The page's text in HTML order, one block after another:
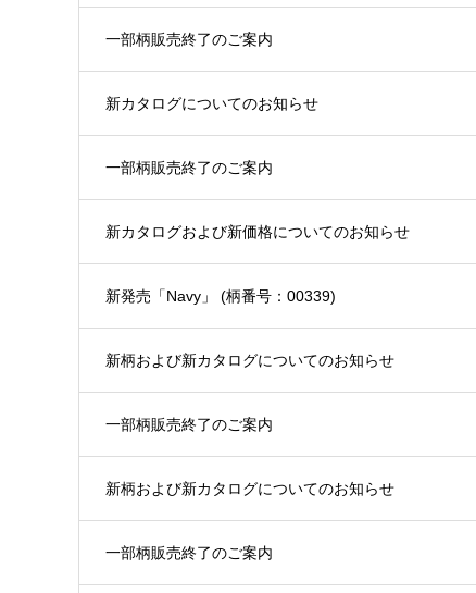
一部柄販売終了のご案内
新カタログについてのお知らせ
一部柄販売終了のご案内
新カタログおよび新価格についてのお知らせ
新発売「Navy」 (柄番号：00339)
新柄および新カタログについてのお知らせ
一部柄販売終了のご案内
新柄および新カタログについてのお知らせ
一部柄販売終了のご案内